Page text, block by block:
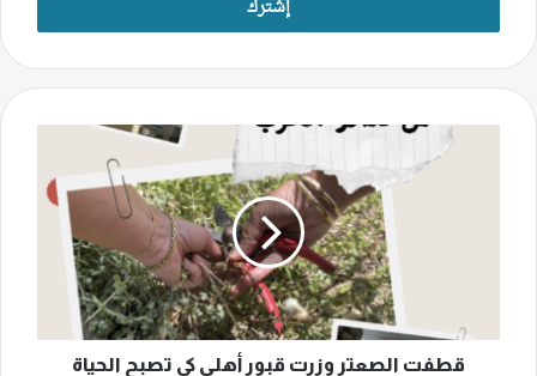
عاديّة
قطفت الصعتر وزرت قبور أهلي كي تصبح الحياة